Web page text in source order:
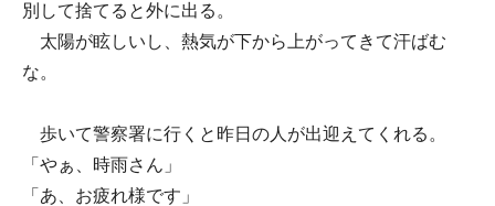
別して捨てると外に出る。
太陽が眩しいし、熱気が下から上がってきて汗ばむ
な。
歩いて警察署に行くと昨日の人が出迎えてくれる。
「やぁ、時雨さん」
「あ、お疲れ様です」